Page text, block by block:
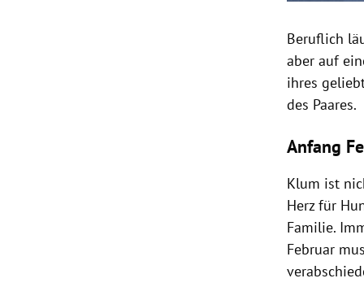
Beruflich
aber auf
ihres
des Paares.
Anfang
Klum ist
Herz für
Familie.
Februar